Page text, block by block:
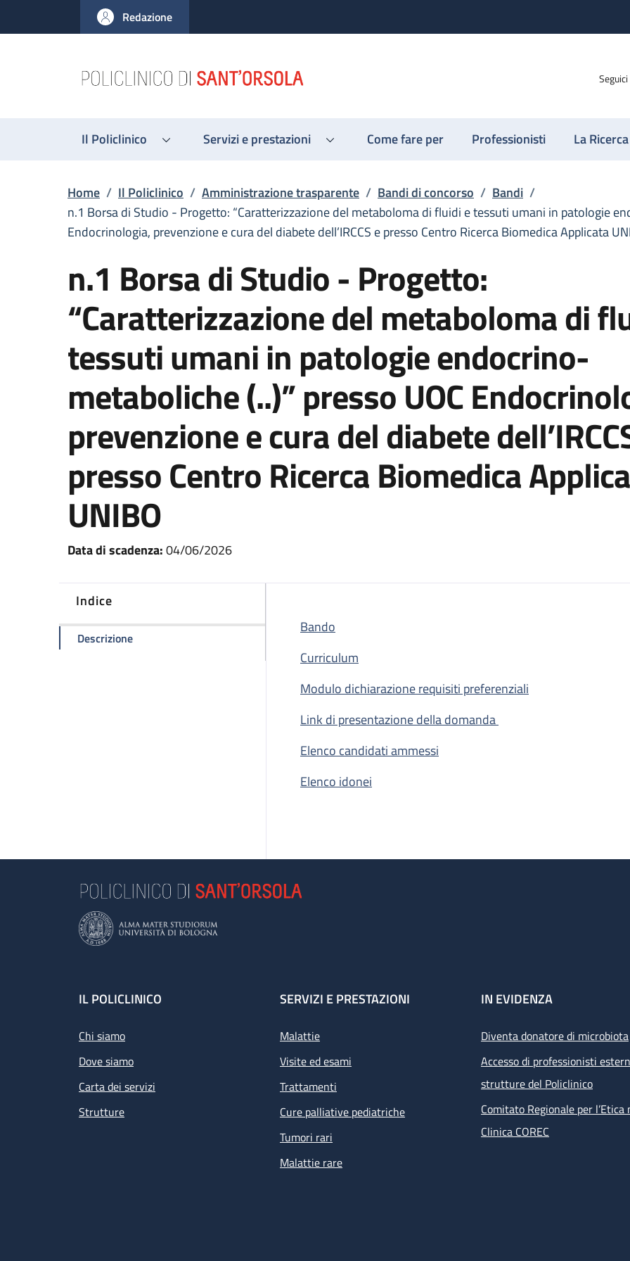
al contenuto principale
to footer content
Redazione
Seguici
Il Policlinico Servizi e prestazioni Come fare per Professionisti La Ricerca
Briciole di pane
Home / Il Policlinico / Amministrazione trasparente / Bandi di concorso / Bandi /
n.1 Borsa di Studio - Progetto: “Caratterizzazione del metaboloma di fluidi e tessuti umani in patologie
Endocrinologia, prevenzione e cura del diabete dell’IRCCS e presso Centro Ricerca Biomedica Applicata
n.1 Borsa di Studio - Progetto:
“Caratterizzazione del metaboloma di
tessuti umani in patologie endocrino-
metaboliche (..)” presso UOC
prevenzione e cura del diabete
presso Centro Ricerca Biomedica
UNIBO
Data di scadenza:04/06/2026
Indice
Descrizionedella pagina n.1 Borsa di Studio - Progetto: “Caratterizzazione del metaboloma di fluidi e tessuti
Bando
Curriculum
Modulo dichiarazione requisiti preferenziali
Link di presentazione della domanda
Elenco candidati ammessi
Elenco idonei
Footer
IL POLICLINICO
Chi siamo
Dove siamo
Carta dei servizi
Strutture
SERVIZI E PRESTAZIONI
Malattie
Visite ed esami
Trattamenti
Cure palliative pediatriche
Tumori rari
Malattie rare
IN EVIDENZA
Diventa donatore di microbiota
Accesso di professionisti
strutture del Policlinico
Comitato Regionale per l’Etica
Clinica COREC